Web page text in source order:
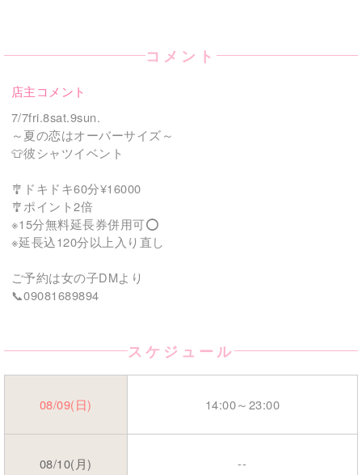
コメント
店主コメント
7/7fri.8sat.9sun.
～夏の恋はオーバーサイズ～
👕彼シャツイベント
🎐ドキドキ60分¥16000
🎐ポイント2倍
※15分無料延長券併用可⭕️
※延長込120分以上入り直し
ご予約は女の子DMより
📞09081689894
スケジュール
08/09(日) 14:00～23:00
08/10(月) --